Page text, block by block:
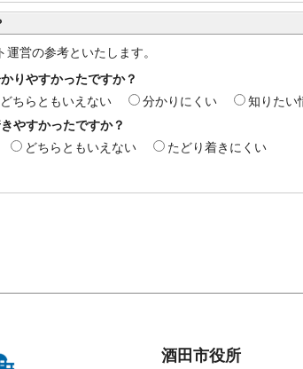
営の参考といたします。
りやすかったですか？
どちらともいえない 分かりにくい
知りたい
やすかったですか？
どちらともいえない たどり着きにくい
酒田市役所